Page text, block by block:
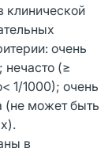
клинической
очень
нечасто (≥
1/1000); очень
(не может быть
в